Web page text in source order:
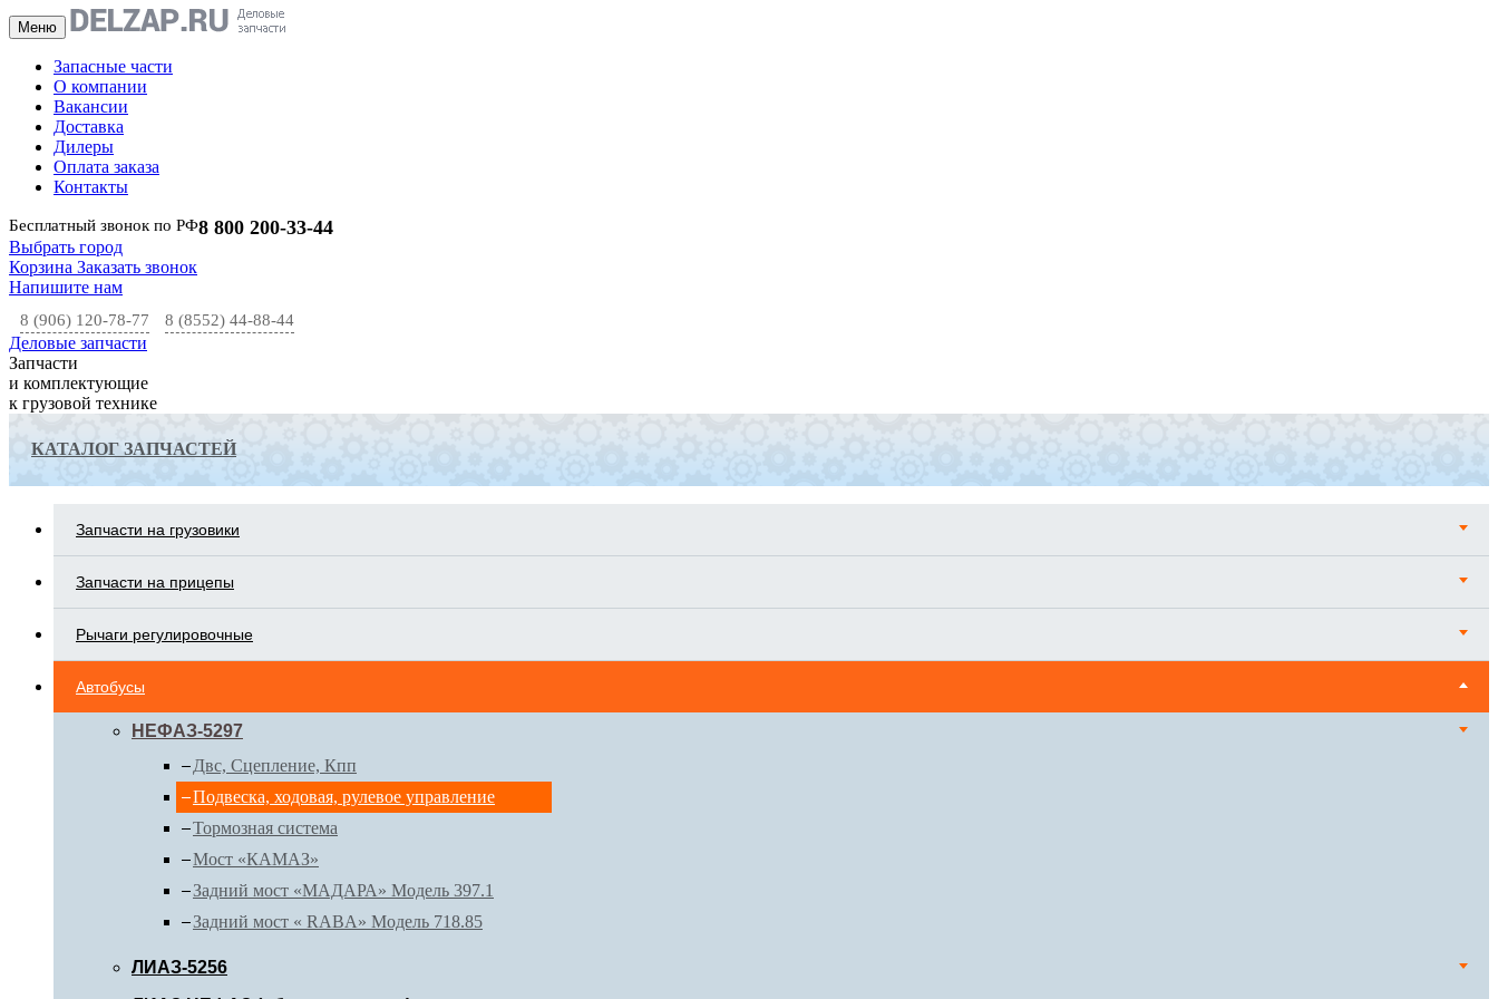
Меню
Запасные части
О компании
Вакансии
Доставка
Дилеры
Оплата заказа
Контакты
Бесплатный звонок по РФ8 800 200-33-44
Выбрать город
Корзина Заказать звонок
Напишите нам
8 (906) 120-78-77 8 (8552) 44-88-44
Деловые запчасти
Запчасти
и комплектующие
к грузовой технике
КАТАЛОГ ЗАПЧАСТЕЙ
Запчасти на грузовики
Запчасти на прицепы
Рычаги регулировочные
Автобусы
НЕФАЗ-5297
Двс, Сцепление, Кпп
Подвеска, ходовая, рулевое управление
Тормозная система
Мост «КАМАЗ»
Задний мост «МАДАРА» Модель 397.1
Задний мост « RABA» Модель 718.85
ЛИАЗ-5256